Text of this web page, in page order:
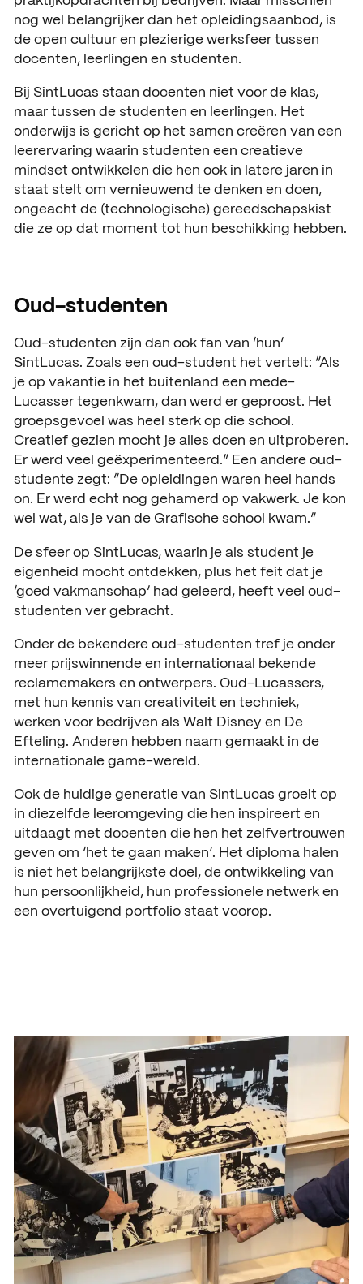
nog wel belangrijker dan het opleidingsaanbod, is
de open cultuur en plezierige werksfeer tussen
docenten, leerlingen en studenten.
Bij SintLucas staan docenten niet voor de klas,
maar tussen de studenten en leerlingen. Het
onderwijs is gericht op het samen creëren van een
leerervaring waarin studenten een creatieve
mindset ontwikkelen die hen ook in latere jaren in
staat stelt om vernieuwend te denken en doen,
ongeacht de (technologische) gereedschapskist
die ze op dat moment tot hun beschikking hebben.
Oud-studenten
Oud-studenten zijn dan ook fan van ‘hun’
SintLucas. Zoals een oud-student het vertelt: “Als
je op vakantie in het buitenland een mede-
Lucasser tegenkwam, dan werd er geproost. Het
groepsgevoel was heel sterk op die school.
Creatief gezien mocht je alles doen en uitproberen.
Er werd veel geëxperimenteerd.” Een andere oud-
studente zegt: “De opleidingen waren heel hands
on. Er werd echt nog gehamerd op vakwerk. Je kon
wel wat, als je van de Grafische school kwam.”
De sfeer op SintLucas, waarin je als student je
eigenheid mocht ontdekken, plus het feit dat je
‘goed vakmanschap’ had geleerd, heeft veel oud-
studenten ver gebracht.
Onder de bekendere oud-studenten tref je onder
meer prijswinnende en internationaal bekende
reclamemakers en ontwerpers. Oud-Lucassers,
met hun kennis van creativiteit en techniek,
werken voor bedrijven als Walt Disney en De
Efteling. Anderen hebben naam gemaakt in de
internationale game-wereld.
Ook de huidige generatie van SintLucas groeit op
in diezelfde leeromgeving die hen inspireert en
uitdaagt met docenten die hen het zelfvertrouwen
geven om ‘het te gaan maken’. Het diploma halen
is niet het belangrijkste doel, de ontwikkeling van
hun persoonlijkheid, hun professionele netwerk en
een overtuigend portfolio staat voorop.